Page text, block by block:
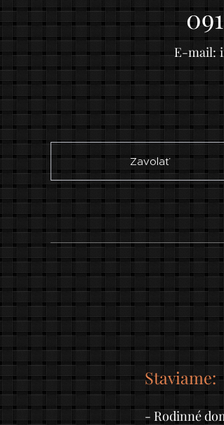
E-mail:
☎ Zavolať
Staviame:
- Rodinné